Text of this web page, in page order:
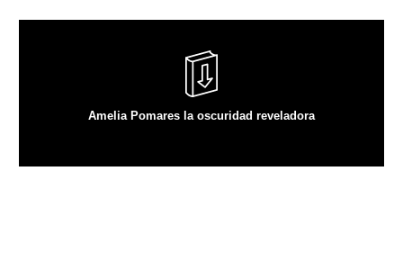
Amelia Pomares la oscuridad reveladora
VER ARTÍCULO